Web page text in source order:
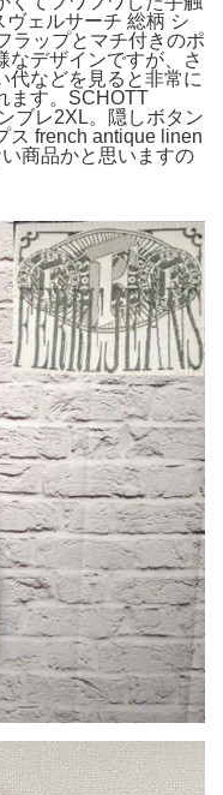
ヴェルサーチ 総柄 シ
ラップとマチ付きのポ
なデザインですが、さ
代などを見ると非常に
ます。SCHOTT
ブレ2XL。隠しボタン
ス french antique linen
商品かと思いますの